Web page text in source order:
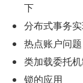
下
分布式事务
热点账户问
类加载委托
锁的应用